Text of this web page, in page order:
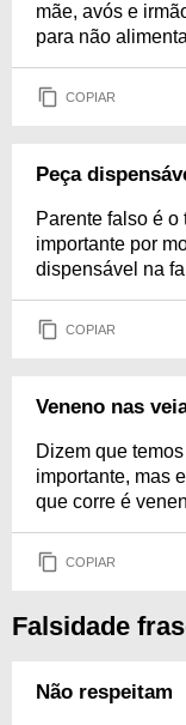
mãe, avós e
para não
COPIAR
Peça
Parente falso é
importante por
dispensável na
COPIAR
Veneno nas
Dizem que
importante, mas
que corre é
COPIAR
Falsidade
Não respeitam